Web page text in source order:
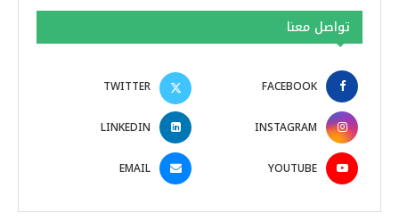
تواصل معنا
FACEBOOK
TWITTER
INSTAGRAM
LINKEDIN
YOUTUBE
EMAIL